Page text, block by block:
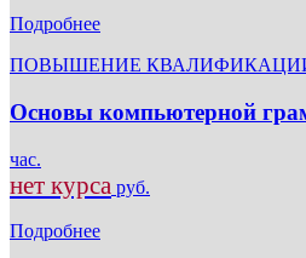
Подробнее
ПОВЫШЕНИЕ
Основы компьютерной
час.
нет курса руб.
Подробнее